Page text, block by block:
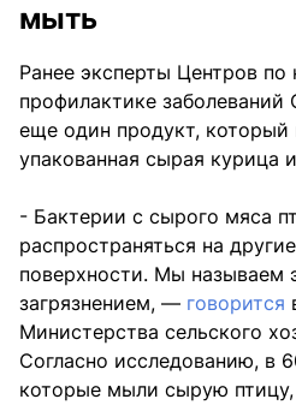
мыть
Ранее эксперты Центров по
профилактике
еще один продукт,
упакованная сырая курица
- Бактерии с сырого мяса
распространяться на
поверхности. Мы называем
загрязнением, — говорится
Министерства сельского
Согласно исследованию, в
которые мыли сырую